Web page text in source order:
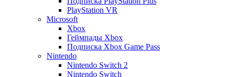
PlayStation VR
Microsoft
Xbox
Геймпады Xbox
Подписка Xbox Game Pass
Nintendo
Nintendo Switch 2
Nintendo Switch